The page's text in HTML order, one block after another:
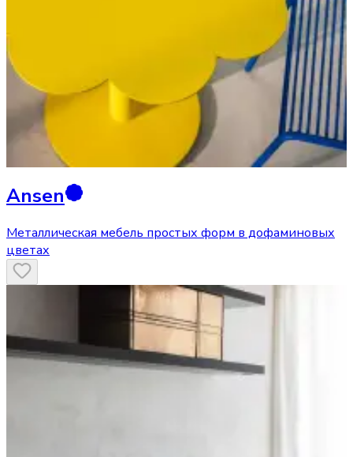
Ansen
Металлическая мебель простых форм в дофаминовых
цветах